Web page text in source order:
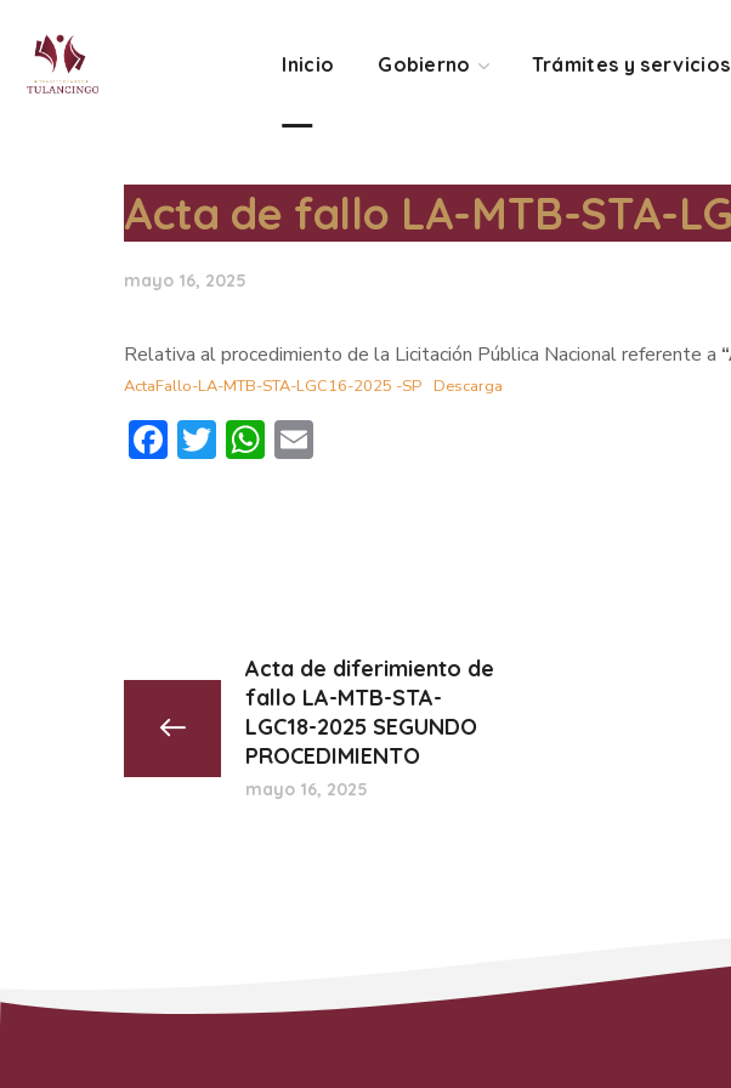
Inicio Gobierno Trámites y servicios
Acta de fallo LA-MTB-STA-
mayo 16, 2025
Relativa al procedimiento de la Licitación Pública Nacional referente a
ActaFallo-LA-MTB-STA-LGC16-2025 -SP Descarga
Facebook
TwitterWhatsApp
Acta de diferimiento de
fallo LA-MTB-STA-
LGC18-2025 SEGUNDO
PROCEDIMIENTO
mayo 16, 2025